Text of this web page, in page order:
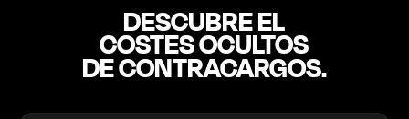
DESCUBRE EL
COSTES OCULTOS
DE CONTRACARGOS.